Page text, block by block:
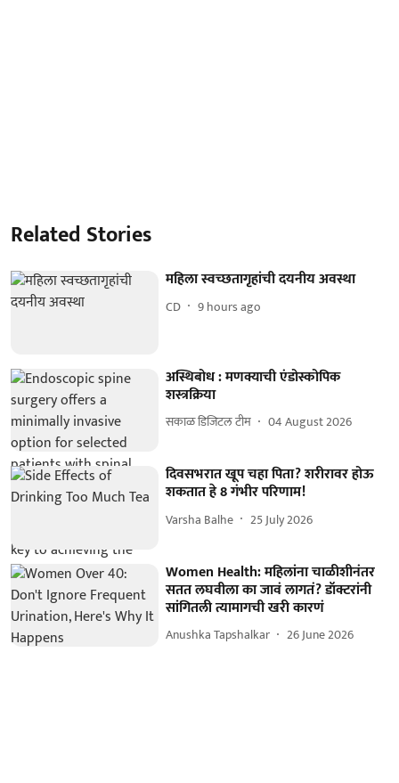
Related Stories
महिला स्वच्छतागृहांची दयनीय अवस्था
CD 9 hours ago
अस्थिबोध : मणक्याची एंडोस्कोपिक
शस्त्रक्रिया
सकाळ डिजिटल टीम 04 August 2026
दिवसभरात खूप चहा पिता? शरीरावर होऊ
शकतात हे 8 गंभीर परिणाम!
Varsha Balhe 25 July 2026
Women Health: महिलांना चाळीशीनंतर
सतत लघवीला का जावं लागतं? डॉक्टरांनी
सांगितली त्यामागची खरी कारणं
Anushka Tapshalkar 26 June 2026